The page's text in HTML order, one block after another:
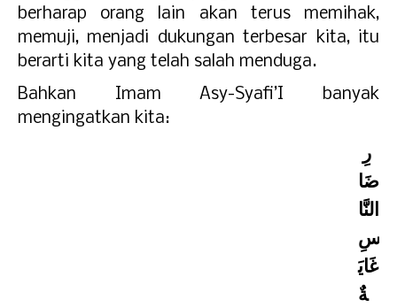
berharap orang lain akan terus memihak,
memuji, menjadi dukungan terbesar kita, itu
berarti kita yang telah salah menduga.
Bahkan Imam Asy-Syafi’I banyak
mengingatkan kita:
ضَا
النَّا
سِ
غَايَ
ةٌ